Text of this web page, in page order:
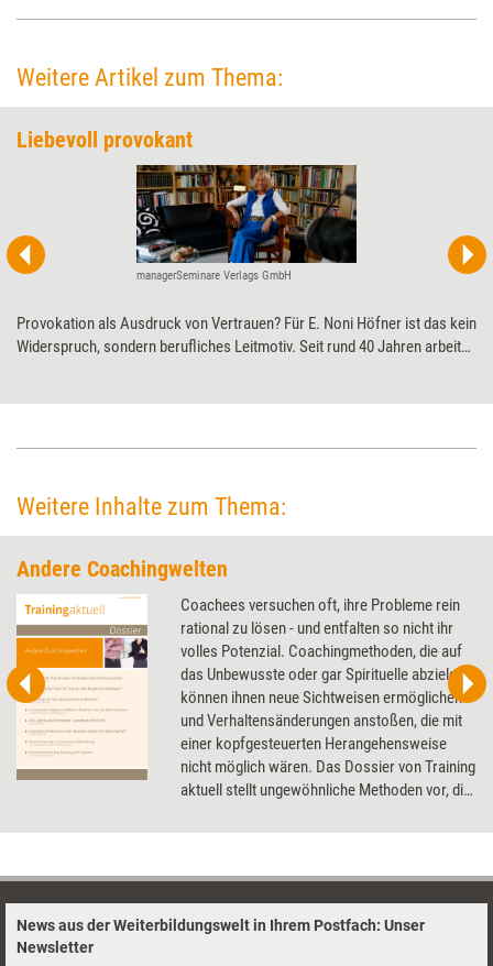
Weitere Artikel zum Thema:
Liebevoll provokant
managerSeminare Verlags GmbH
Provokation als Ausdruck von Vertrauen? Für E. Noni Höfner ist das kein
Widerspruch, sondern berufliches Leitmotiv. Seit rund 40 Jahren arbeitet
Weitere Inhalte zum Thema:
Andere Coachingwelten
Coachees versuchen oft, ihre Probleme rein
rational zu lösen - und entfalten so nicht ihr
volles Potenzial. Coachingmethoden, die auf
das Unbewusste oder gar Spirituelle abzielen,
können ihnen neue Sichtweisen ermöglichen
und Verhaltensänderungen anstoßen, die mit
einer kopfgesteuerten Herangehensweise
nicht möglich wären. Das Dossier von Training
aktuell stellt ungewöhnliche Methoden vor, die
News aus der Weiterbildungswelt in Ihrem Postfach: Unser
Newsletter